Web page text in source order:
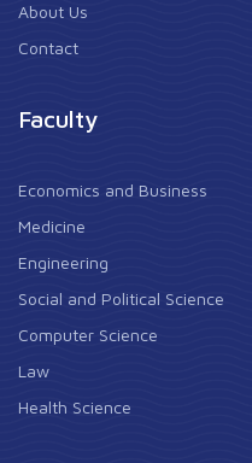
About Us
Contact
Faculty
Economics and Business
Medicine
Engineering
Social and Political Science
Computer Science
Law
Health Science